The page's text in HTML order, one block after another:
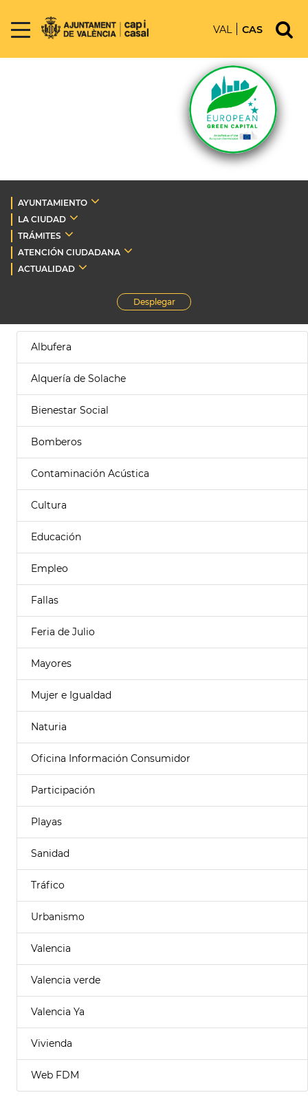
VAL CAS
AYUNTAMIENTO
LA CIUDAD
TRÁMITES
ATENCIÓN CIUDADANA
ACTUALIDAD
Desplegar
Albufera
Alquería de Solache
Bienestar Social
Bomberos
Contaminación Acústica
Cultura
Educación
Empleo
Fallas
Feria de Julio
Mayores
Mujer e Igualdad
Naturia
Oficina Información Consumidor
Participación
Playas
Sanidad
Tráfico
Urbanismo
Valencia
Valencia verde
Valencia Ya
Vivienda
Web FDM